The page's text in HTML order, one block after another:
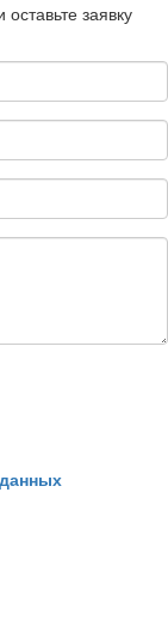
заявку